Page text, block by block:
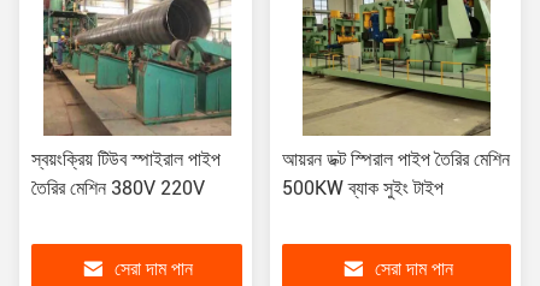
স্বয়ংক্রিয় টিউব স্পাইরাল পাইপ
তৈরির মেশিন 380V 220V
সেরা দাম পান
আয়রন ডক্ট স্পিরাল পাইপ তৈরির মেশিন
500KW ব্যাক সুইং টাইপ
সেরা দাম পান